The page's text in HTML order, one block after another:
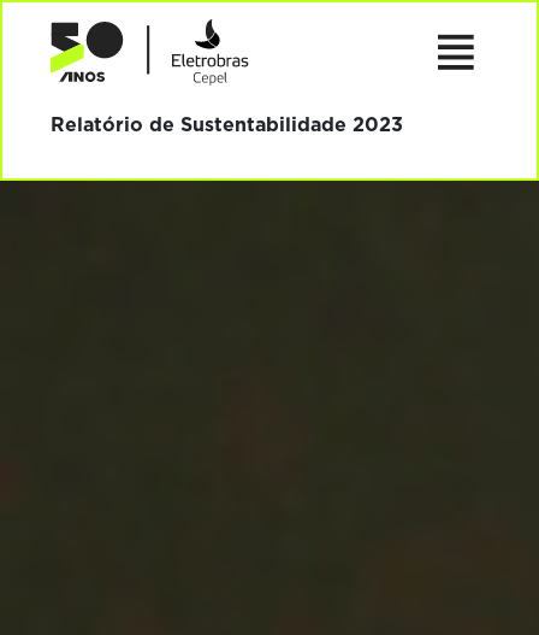
Relatório de Sustentabilidade 2023
Relatório de
Sustentabilidade
2023